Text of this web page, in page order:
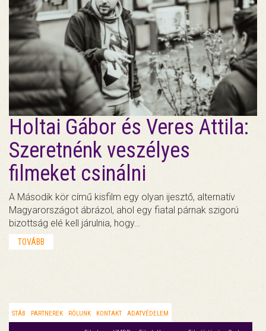
Holtai Gábor és Veres Attila:
Szeretnénk veszélyes
filmeket csinálni
A Második kör című kisfilm egy olyan ijesztő, alternatív
Magyarországot ábrázol, ahol egy fiatal párnak szigorú
bizottság elé kell járulnia, hogy…
TOVÁBB
STÁB PARTNEREK RÓLUNK KONTAKT ADATVÉDELEM